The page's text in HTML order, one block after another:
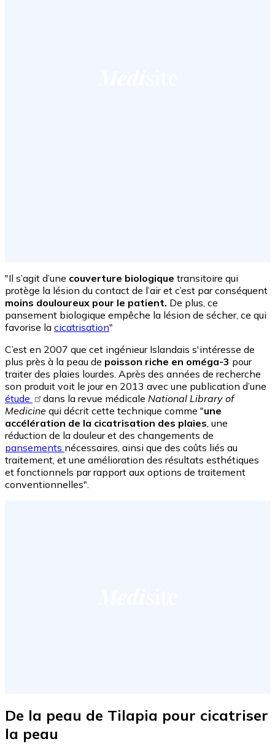
"Il s’agit d’une couverture biologique transitoire qui
protège la lésion du contact de l’air et c’est par conséquent
moins douloureux pour le patient. De plus, ce
pansement biologique empêche la lésion de sécher, ce qui
favorise la cicatrisation"
C’est en 2007 que cet ingénieur Islandais s'intéresse de
plus près à la peau de poisson riche en oméga-3 pour
traiter des plaies lourdes. Après des années de recherche
son produit voit le jour en 2013 avec une publication d’une
étude
dans la revue médicaleNational Library of
Medicine qui décrit cette technique comme "une
accélération de la cicatrisation des plaies, une
réduction de la douleur et des changements de
pansements nécessaires, ainsi que des coûts liés au
traitement, et une amélioration des résultats esthétiques
et fonctionnels par rapport aux options de traitement
conventionnelles".
De la peau de Tilapia pour cicatriser
la peau